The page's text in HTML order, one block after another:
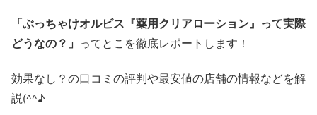
「ぶっちゃけオルビス『薬用クリアローション』って実際
どうなの？」 ってとこを徹底レポートします！
効果なし？の口コミの評判や最安値の店舗の情報などを解
説(^^♪